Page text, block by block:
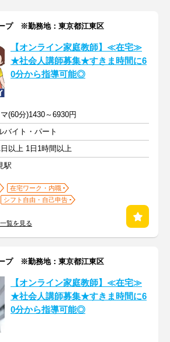
プ ※勤務地：東京都江東区
【オンライン家庭教師】≪在宅≫
★社会人講師募集★すきま時間に6
0分から指導可能◎
(60分)1430～6930円
バイト・パート
以上 1日1時間以上
駅
在宅ワーク・内職
シフト自由・自己申告
覧を見る
プ ※勤務地：東京都江東区
【オンライン家庭教師】≪在宅≫
★社会人講師募集★すきま時間に6
0分から指導可能◎